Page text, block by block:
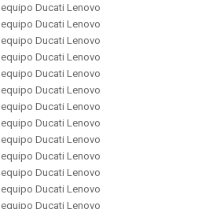
Ducati Lenovo
Ducati Lenovo
Ducati Lenovo
Ducati Lenovo
Ducati Lenovo
Ducati Lenovo
Ducati Lenovo
Ducati Lenovo
Ducati Lenovo
Ducati Lenovo
Ducati Lenovo
Ducati Lenovo
Ducati Lenovo